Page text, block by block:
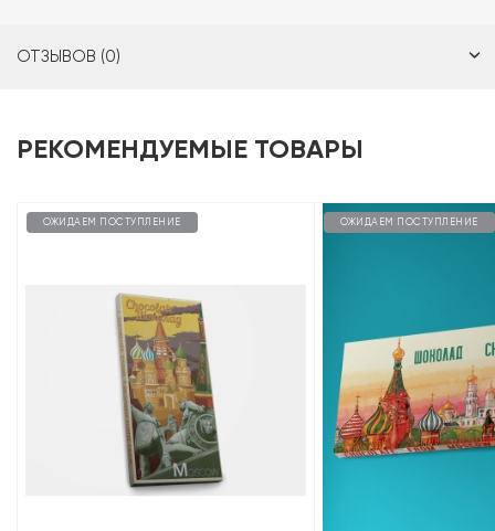
ОТЗЫВОВ (0)
РЕКОМЕНДУЕМЫЕ ТОВАРЫ
ОЖИДАЕМ ПОСТУПЛЕНИЕ ОЖИДАЕМ ПОСТУПЛЕНИЕ